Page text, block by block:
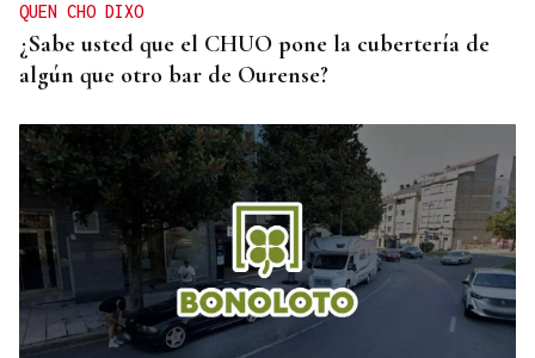
QUEN CHO DIXO
¿Sabe usted que el CHUO pone la cubertería de
algún que otro bar de Ourense?